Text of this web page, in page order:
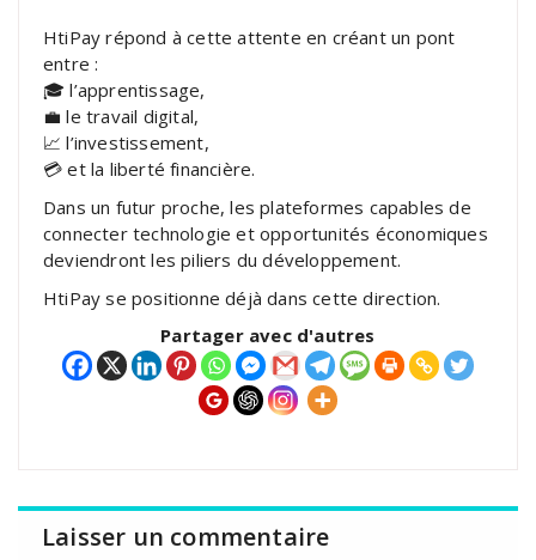
HtiPay répond à cette attente en créant un pont
entre :
🎓 l’apprentissage,
💼 le travail digital,
📈 l’investissement,
💳 et la liberté financière.
Dans un futur proche, les plateformes capables de
connecter technologie et opportunités économiques
deviendront les piliers du développement.
HtiPay se positionne déjà dans cette direction.
Partager avec d'autres
Laisser un commentaire